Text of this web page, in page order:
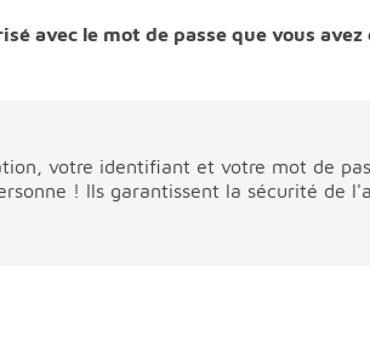
avec le mot de passe que vous avez
votre identifiant et votre mot de
! Ils garantissent la sécurité de